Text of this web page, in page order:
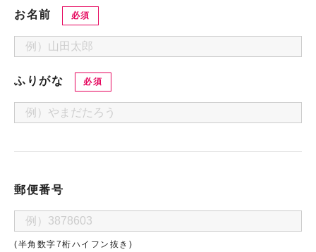
お名前 必須
ふりがな 必須
郵便番号
(半角数字7桁ハイフン抜き)